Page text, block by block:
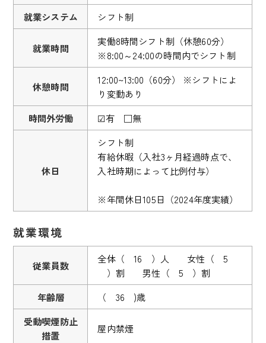
就業システム
シフト制
就業時間
実働8時間シフト制（休憩60分）
※8:00～24:00の時間内でシフト制
休憩時間
12:00~13:00（60分） ※シフトによ
り変動あり
時間外労働
☑有 □無
休日
シフト制
有給休暇（入社3ヶ月経過時点で、
入社時期によって比例付与）
※年間休日105日（2024年度実績）
就業環境
従業員数
全体（ 16 ）人 女性（ 5
）割 男性（ 5 ）割
年齢層
（ 36 )歳
受動喫煙防止
措置
屋内禁煙